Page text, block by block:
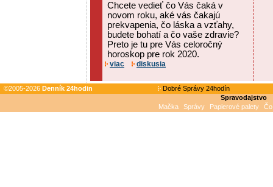
Chcete vedieť čo Vás čaká v
novom roku, aké vás čakajú
prekvapenia, čo láska a vzťahy,
budete bohatí a čo vaše zdravie?
Preto je tu pre Vás celoročný
horoskop pre rok 2020.
viac diskusia
©2005-2026 Denník 24hodin
Dobré Správy 24hodín
Spravodajstvo
Mačka
Správy Papierové palety